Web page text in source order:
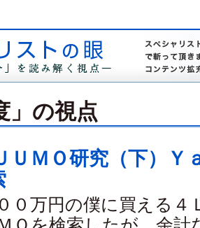
」の視点
ＵＭＯ研究（下）Ｙ
０万円の僕に買える４